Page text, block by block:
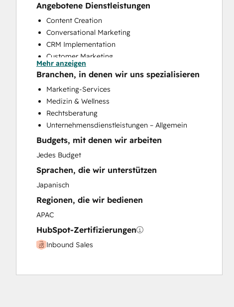
Angebotene Dienstleistungen
Content Creation
Conversational Marketing
CRM Implementation
Customer Marketing
Customer Survey and Analysis
Email Marketing
Full Inbound Marketing Services
Paid Advertising
Programmable Automation
Mehr anzeigen
Branchen, in denen wir uns spezialisieren
Marketing-Services
Medizin & Wellness
Rechtsberatung
Unternehmensdienstleistungen – Allgemein
Budgets, mit denen wir arbeiten
Jedes Budget
Sprachen, die wir unterstützen
Japanisch
Regionen, die wir bedienen
APAC
HubSpot-Zertifizierungen
Inbound Sales